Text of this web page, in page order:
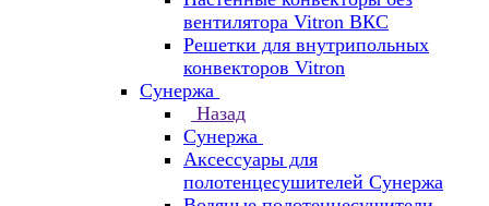
вентилятора Vitron ВКС
Решетки для внутрипольных
конвекторов Vitron
Сунержа
Назад
Сунержа
Аксессуары для
полотенцесушителей Сунержа